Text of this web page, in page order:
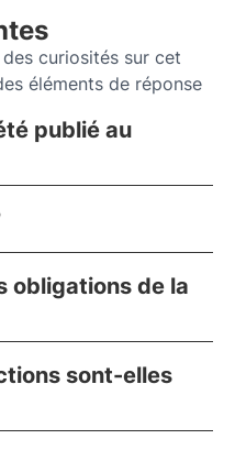
curiosités sur cet
éléments de réponse
publié au
obligations de la
sont-elles